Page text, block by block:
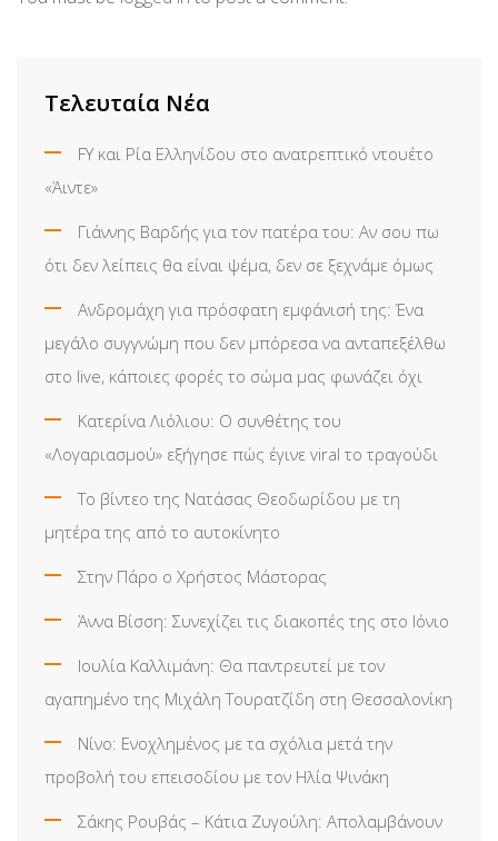
Τελευταία Νέα
FY και Ρία Ελληνίδου στο ανατρεπτικό ντουέτο
«Άιντε»
Γιάννης Βαρδής για τον πατέρα του: Αν σου πω
ότι δεν λείπεις θα είναι ψέμα, δεν σε ξεχνάμε όμως
Ανδρομάχη για πρόσφατη εμφάνισή της: Ένα
μεγάλο συγγνώμη που δεν μπόρεσα να ανταπεξέλθω
στο live, κάποιες φορές το σώμα μας φωνάζει όχι
Κατερίνα Λιόλιου: Ο συνθέτης του
«Λογαριασμού» εξήγησε πώς έγινε viral το τραγούδι
Το βίντεο της Νατάσας Θεοδωρίδου με τη
μητέρα της από το αυτοκίνητο
Στην Πάρο ο Χρήστος Μάστορας
Άννα Βίσση: Συνεχίζει τις διακοπές της στο Ιόνιο
Ιουλία Καλλιμάνη: Θα παντρευτεί με τον
αγαπημένο της Μιχάλη Τουρατζίδη στη Θεσσαλονίκη
Νίνο: Ενοχλημένος με τα σχόλια μετά την
προβολή του επεισοδίου με τον Ηλία Ψινάκη
Σάκης Ρουβάς – Κάτια Ζυγούλη: Απολαμβάνουν